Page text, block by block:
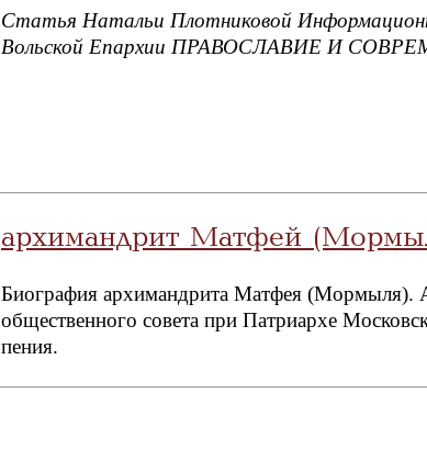
Статья Натальи Плотниковой
Вольской Епархии ПРАВОСЛАВИЕ И
архимандрит Матфей
Биография архимандрита Матфея (Мормыля).
общественного совета при Патриархе
пения.